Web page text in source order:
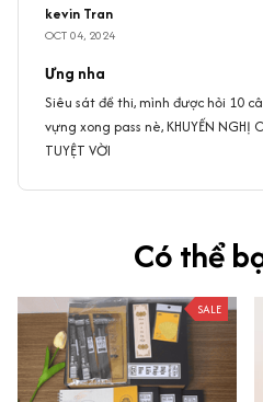
kevin Tran
OCT 04, 2024
Ưng nha
Siêu sát đề thi, mình được hỏi 10
vựng xong pass nè, KHUYẾN NGHỊ
TUYỆT VỜI
Có thể
SALE